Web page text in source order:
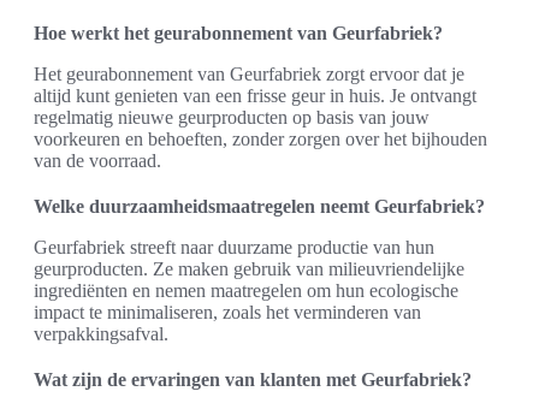
Hoe werkt het geurabonnement van Geurfabriek?
Het geurabonnement van Geurfabriek zorgt ervoor dat je
altijd kunt genieten van een frisse geur in huis. Je ontvangt
regelmatig nieuwe geurproducten op basis van jouw
voorkeuren en behoeften, zonder zorgen over het bijhouden
van de voorraad.
Welke duurzaamheidsmaatregelen neemt Geurfabriek?
Geurfabriek streeft naar duurzame productie van hun
geurproducten. Ze maken gebruik van milieuvriendelijke
ingrediënten en nemen maatregelen om hun ecologische
impact te minimaliseren, zoals het verminderen van
verpakkingsafval.
Wat zijn de ervaringen van klanten met Geurfabriek?